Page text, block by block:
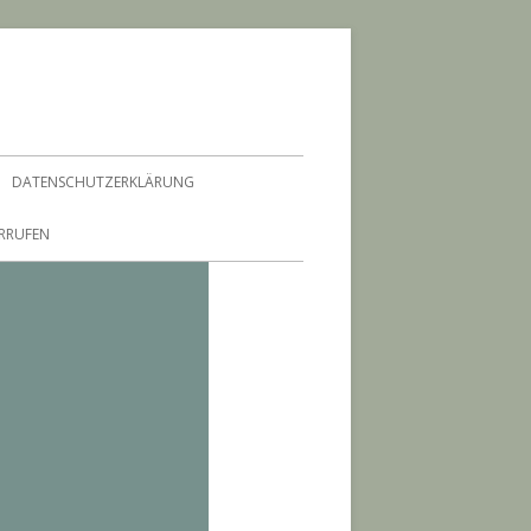
DATENSCHUTZERKLÄRUNG